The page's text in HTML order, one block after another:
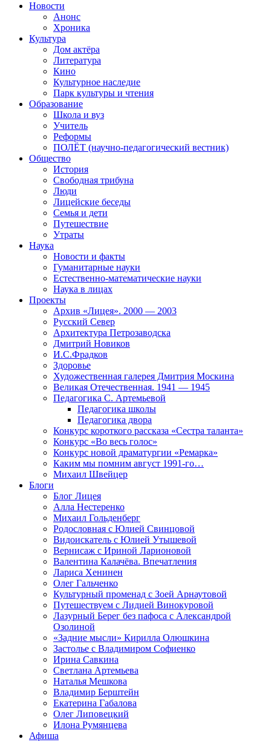
Новости
Анонс
Хроника
Культура
Дом актёра
Литература
Кино
Культурное наследие
Парк культуры и чтения
Образование
Школа и вуз
Учитель
Реформы
ПОЛЁТ (научно-педагогический вестник)
Общество
История
Свободная трибуна
Люди
Лицейские беседы
Семья и дети
Путешествие
Утраты
Наука
Новости и факты
Гуманитарные науки
Естественно-математические науки
Наука в лицах
Проекты
Архив «Лицея». 2000 — 2003
Русский Север
Архитектура Петрозаводска
Дмитрий Новиков
И.С.Фрадков
Здоровье
Художественная галерея Дмитрия Москина
Великая Отечественная. 1941 — 1945
Педагогика С. Артемьевой
Педагогика школы
Педагогика двора
Конкурс короткого рассказа «Сестра таланта»
Конкурс «Во весь голос»
Конкурс новой драматургии «Ремарка»
Каким мы помним август 1991-го…
Михаил Швейцер
Блоги
Блог Лицея
Алла Нестеренко
Михаил Гольденберг
Родословная с Юлией Свинцовой
Видоискатель с Юлией Утышевой
Вернисаж с Ириной Ларионовой
Валентина Калачёва. Впечатления
Лариса Хенинен
Олег Гальченко
Культурный променад с Зоей Арнаутовой
Путешествуем с Лидией Винокуровой
Лазурный Берег без пафоса с Александрой
Озолиной
«Задние мысли» Кирилла Олюшкина
Застолье с Владимиром Софиенко
Ирина Савкина
Светлана Артемьева
Наталья Мешкова
Владимир Берштейн
Екатерина Габалова
Олег Липовецкий
Илона Румянцева
Афиша